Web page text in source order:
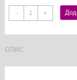
-
Hakko
FX-
паяльний
+
ОПИС